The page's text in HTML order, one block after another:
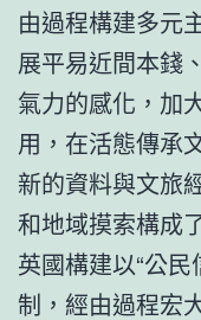
由過程構建多元
展平易近間本錢
氣力的感化，加
用，在活態傳承
新的資料與文旅
和地域摸索構成
英國構建以“公
制，經由過程宏